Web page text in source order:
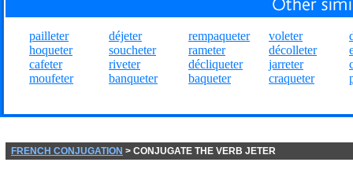
pailleter
hoqueter
cafeter
moufeter
déjeter
soucheter
riveter
banqueter
rempaqueter
rameter
décliqueter
baqueter
voleter
décolleter
jarreter
craqueter
FRENCH CONJUGATION > CONJUGATE THE VERB JETER